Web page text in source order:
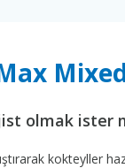
olmak ister
kokteyller